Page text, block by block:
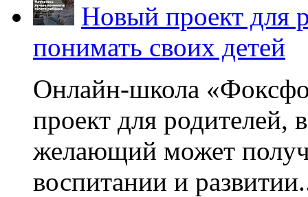
Новый проект для
понимать своих детей
Онлайн-школа
проект для родителей,
желающий может
воспитании и